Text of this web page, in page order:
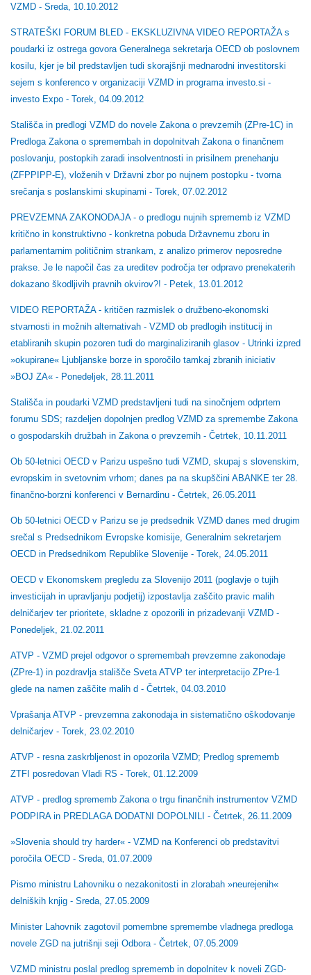
VZMD - Sreda, 10.10.2012
STRATEŠKI FORUM BLED - EKSKLUZIVNA VIDEO REPORTAŽA s
poudarki iz ostrega govora Generalnega sekretarja OECD ob poslovnem
kosilu, kjer je bil predstavljen tudi skorajšnji mednarodni investitorski
sejem s konferenco v organizaciji VZMD in programa investo.si -
investo Expo - Torek, 04.09.2012
Stališča in predlogi VZMD do novele Zakona o prevzemih (ZPre-1C) in
Predloga Zakona o spremembah in dopolnitvah Zakona o finančnem
poslovanju, postopkih zaradi insolventnosti in prisilnem prenehanju
(ZFPPIPP-E), vloženih v Državni zbor po nujnem postopku - tvorna
srečanja s poslanskimi skupinami - Torek, 07.02.2012
PREVZEMNA ZAKONODAJA - o predlogu nujnih sprememb iz VZMD
kritično in konstruktivno - konkretna pobuda Državnemu zboru in
parlamentarnim političnim strankam, z analizo primerov neposredne
prakse. Je le napočil čas za ureditev področja ter odpravo prenekaterih
dokazano škodljivih pravnih okvirov?! - Petek, 13.01.2012
VIDEO REPORTAŽA - kritičen razmislek o družbeno-ekonomski
stvarnosti in možnih alternativah - VZMD ob predlogih institucij in
etabliranih skupin pozoren tudi do marginaliziranih glasov - Utrinki izpred
»okupirane« Ljubljanske borze in sporočilo tamkaj zbranih iniciativ
»BOJ ZA« - Ponedeljek, 28.11.2011
Stališča in poudarki VZMD predstavljeni tudi na sinočnjem odprtem
forumu SDS; razdeljen dopolnjen predlog VZMD za spremembe Zakona
o gospodarskih družbah in Zakona o prevzemih - Četrtek, 10.11.2011
Ob 50-letnici OECD v Parizu uspešno tudi VZMD, skupaj s slovenskim,
evropskim in svetovnim vrhom; danes pa na skupščini ABANKE ter 28.
finančno-borzni konferenci v Bernardinu - Četrtek, 26.05.2011
Ob 50-letnici OECD v Parizu se je predsednik VZMD danes med drugim
srečal s Predsednikom Evropske komisije, Generalnim sekretarjem
OECD in Predsednikom Republike Slovenije - Torek, 24.05.2011
OECD v Ekonomskem pregledu za Slovenijo 2011 (poglavje o tujih
investicijah in upravljanju podjetij) izpostavlja zaščito pravic malih
delničarjev ter prioritete, skladne z opozorili in prizadevanji VZMD -
Ponedeljek, 21.02.2011
ATVP - VZMD prejel odgovor o spremembah prevzemne zakonodaje
(ZPre-1) in pozdravlja stališče Sveta ATVP ter interpretacijo ZPre-1
glede na namen zaščite malih d - Četrtek, 04.03.2010
Vprašanja ATVP - prevzemna zakonodaja in sistematično oškodovanje
delničarjev - Torek, 23.02.2010
ATVP - resna zaskrbljenost in opozorila VZMD; Predlog sprememb
ZTFI posredovan Vladi RS - Torek, 01.12.2009
ATVP - predlog sprememb Zakona o trgu finančnih instrumentov VZMD
PODPIRA in PREDLAGA DODATNI DOPOLNILI - Četrtek, 26.11.2009
»Slovenia should try harder« - VZMD na Konferenci ob predstavitvi
poročila OECD - Sreda, 01.07.2009
Pismo ministru Lahovniku o nezakonitosti in zlorabah »neurejenih«
delniških knjig - Sreda, 27.05.2009
Minister Lahovnik zagotovil pomembne spremembe vladnega predloga
novele ZGD na jutrišnji seji Odbora - Četrtek, 07.05.2009
VZMD ministru poslal predlog sprememb in dopolnitev k noveli ZGD-